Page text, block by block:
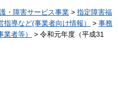
・障害サービス事業 > 指定障害福
導など(事業者向け情報）
> 事務
者等）
> 令和元年度（平成31